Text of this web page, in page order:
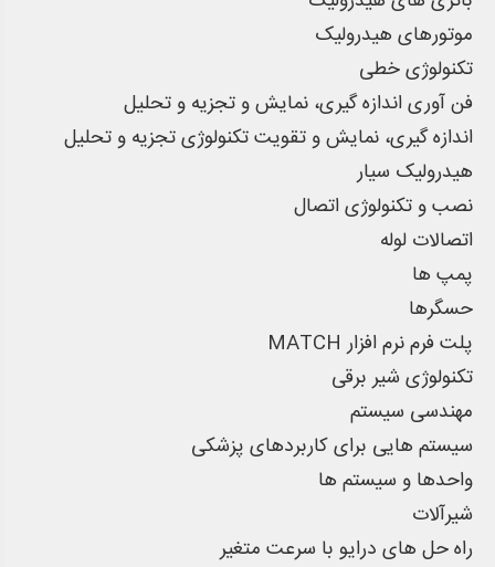
موتورهای هیدرولیک
تکنولوژی خطی
فن آوری اندازه گیری، نمایش و تجزیه و تحلیل
اندازه گیری، نمایش و تقویت تکنولوژی تجزیه و تحلیل
هیدرولیک سیار
نصب و تکنولوژی اتصال
اتصالات لوله
پمپ ها
حسگرها
پلت فرم نرم افزار MATCH
تکنولوژی شیر برقی
مهندسی سیستم
سیستم هایی برای کاربردهای پزشکی
واحدها و سیستم ها
شیرآلات
راه حل های درایو با سرعت متغیر